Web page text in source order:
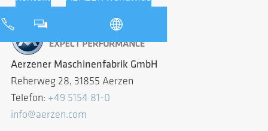
Aerzener Maschinenfabrik GmbH
Reherweg 28, 31855 Aerzen
Telefon: +49 5154 81-0
info@aerzen.com